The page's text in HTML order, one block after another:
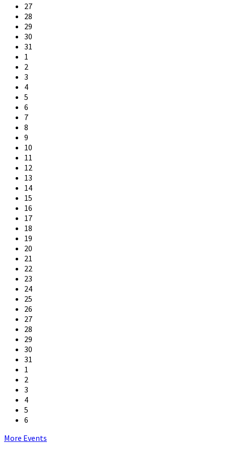
Skip
calendar
days
27
28
29
30
31
1
2
3
4
5
6
7
8
9
10
11
12
13
14
15
16
17
18
19
20
21
22
23
24
25
26
27
28
29
30
31
1
2
3
4
5
6
Back
More Events